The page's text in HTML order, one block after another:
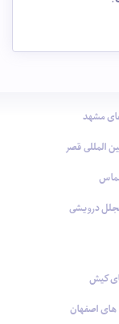
مشهد
المللی قصر
درویشی
کیش
اصفهان